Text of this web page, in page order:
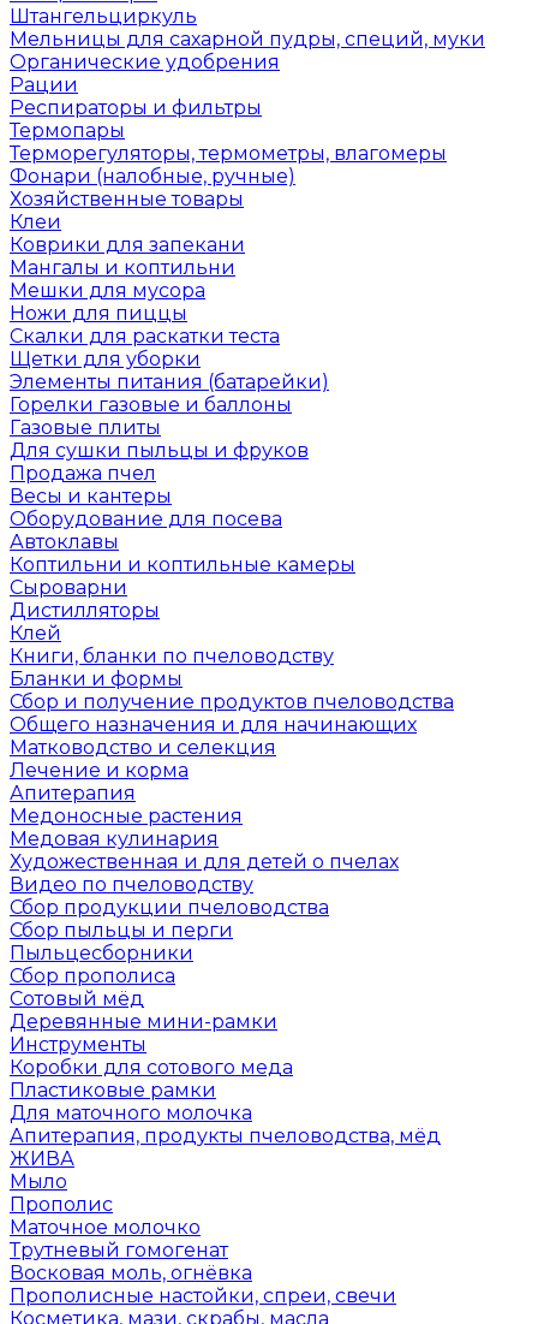
Штангельциркуль
Мельницы для сахарной пудры, специй, муки
Органические удобрения
Рации
Респираторы и фильтры
Термопары
Терморегуляторы, термометры, влагомеры
Фонари (налобные, ручные)
Хозяйственные товары
Клеи
Коврики для запекани
Мангалы и коптильни
Мешки для мусора
Ножи для пиццы
Скалки для раскатки теста
Щетки для уборки
Элементы питания (батарейки)
Горелки газовые и баллоны
Газовые плиты
Для сушки пыльцы и фруков
Продажа пчел
Весы и кантеры
Оборудование для посева
Автоклавы
Коптильни и коптильные камеры
Сыроварни
Дистилляторы
Клей
Книги, бланки по пчеловодству
Бланки и формы
Сбор и получение продуктов пчеловодства
Общего назначения и для начинающих
Матководство и селекция
Лечение и корма
Апитерапия
Медоносные растения
Медовая кулинария
Художественная и для детей о пчелах
Видео по пчеловодству
Сбор продукции пчеловодства
Сбор пыльцы и перги
Пыльцесборники
Сбор прополиса
Сотовый мёд
Деревянные мини-рамки
Инструменты
Коробки для сотового меда
Пластиковые рамки
Для маточного молочка
Апитерапия, продукты пчеловодства, мёд
ЖИВА
Мыло
Прополис
Маточное молочко
Трутневый гомогенат
Восковая моль, огнёвка
Прополисные настойки, спреи, свечи
Косметика, мази, скрабы, масла